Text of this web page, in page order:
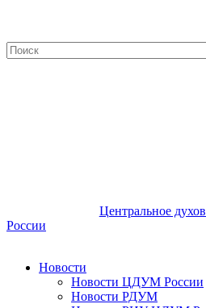
Центральное
России
Новости
Новости ЦДУМ России
Новости РДУМ